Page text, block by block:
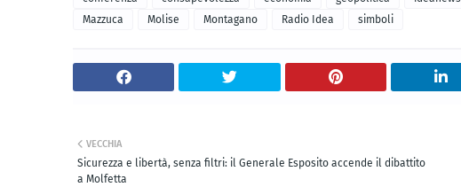
Mazzuca
Molise Montagano Radio Idea simboli
VECCHIA
Sicurezza e libertà, senza filtri: il Generale Esposito accende il dibattito
a Molfetta